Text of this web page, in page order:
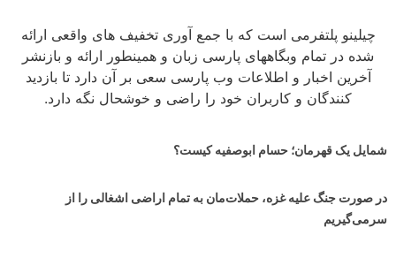
چیلینو پلتفرمی است که با جمع آوری تخفیف های واقعی ارائه
شده در تمام وبگاههای پارسی زبان و همینطور ارائه و بازنشر
آخرین اخبار و اطلاعات وب پارسی سعی بر آن دارد تا بازدید
کنندگان و کاربران خود را راضی و خوشحال نگه دارد.
شمایل یک قهرمان؛ حسام ابوصفیه کیست؟
در صورت جنگ علیه غزه، حملات‌مان به تمام اراضی اشغالی را از
سرمی‌گیریم